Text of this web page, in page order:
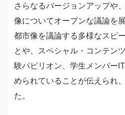
さらなるバージョンアップや
像についてオープンな議論を
都市像を議論する多様なスピ
とや、スペシャル・コンテン
験パビリオン、学生メンバー
められていることが伝えられ
た。